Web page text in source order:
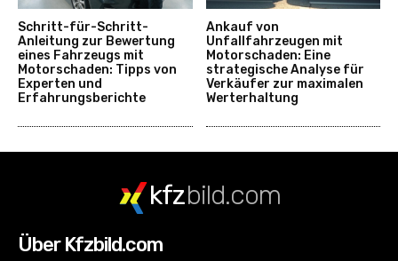
Schritt-für-Schritt-
Anleitung zur Bewertung
eines Fahrzeugs mit
Motorschaden: Tipps von
Experten und
Erfahrungsberichte
Ankauf von
Unfallfahrzeugen mit
Motorschaden: Eine
strategische Analyse für
Verkäufer zur maximalen
Werterhaltung
kfzbild.com
Über Kfzbild.com